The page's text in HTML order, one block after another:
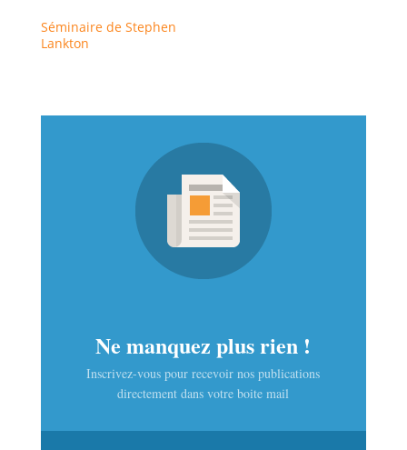
Séminaire de Stephen
Lankton
Ne manquez plus rien !
Inscrivez-vous pour recevoir nos publications
directement dans votre boite mail